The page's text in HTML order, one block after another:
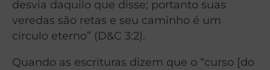
desvia daquilo que disse; portanto suas
veredas são retas e seu caminho é um
círculo eterno” (D&C 3:2).
Quando as escrituras dizem que o “curso [do